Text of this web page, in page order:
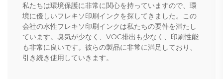
私たちは環境保護に非常に関心を持っていますので、環
境に優しいフレキソ印刷インクを探してきました。この
会社の水性フレキソ印刷インクは私たちの要件を満たし
ています。臭気が少なく、VOC排出も少なく、印刷性能
も非常に良いです。彼らの製品に非常に満足しており、
引き続き使用していきます。